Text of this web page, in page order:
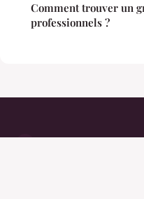
Comment trouver un
professionnels ?
Fumanchuu